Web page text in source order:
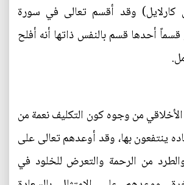
كارلايل) وقد أقسم تعالى في سورة
أحدها قسم بالنفس ذاتها أنه أفلح
الأخلاقي من وجوه كون التكليف نعمة من
ينتفعون بها، وقد أوعدهم تعالى على
من الرحمة والتعرض للخلود في